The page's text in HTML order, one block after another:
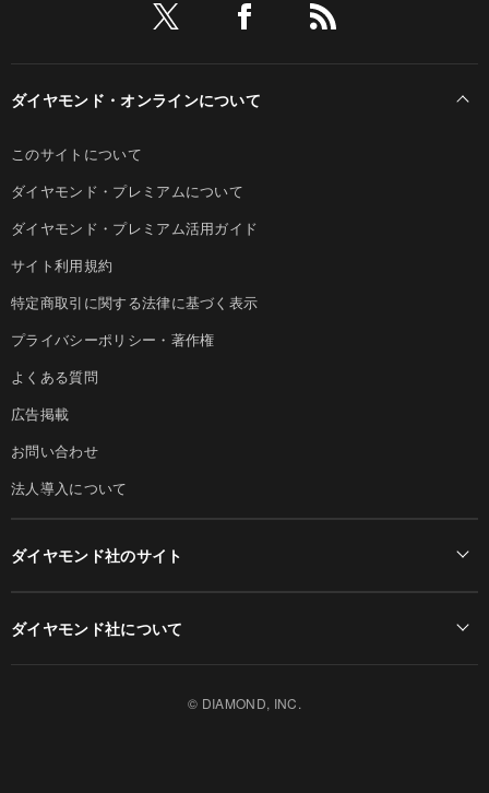
ダイヤモンド・オンラインについて
このサイトについて
ダイヤモンド・プレミアムについて
ダイヤモンド・プレミアム活用ガイド
サイト利用規約
特定商取引に関する法律に基づく表示
プライバシーポリシー・著作権
よくある質問
広告掲載
お問い合わせ
法人導入について
ダイヤモンド社のサイト
ダイヤモンド社について
© DIAMOND, INC.